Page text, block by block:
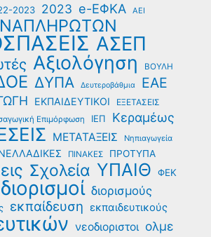
2023 2023 e-ΕΦΚΑ ΑΕΙ
ΑΣΕΠ
Αξιολόγηση ΒΟΥΛΗ
ΔΥΠΑ Δευτεροβάθμια ΕΑΕ
ΕΚΠΑΙΔΕΥΤΙΚΟΙ ΕΞΕΤΑΣΕΙΣ
Επιμόρφωση ΙΕΠ Κεραμέως
ΜΕΤΑΤΑΞΕΙΣ
Νηπιαγωγεία
ΠΙΝΑΚΕΣ ΠΡΟΤΥΠΑ
Σχολεία ΥΠΑΙΘ ΦΕΚ
διορισμοί διορισμούς
εκπαίδευση εκπαιδευτικούς
νεοδιοριστοι ολμε